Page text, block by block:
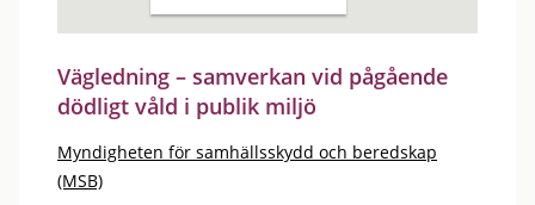
Vägledning – samverkan vid pågående
dödligt våld i publik miljö
Myndigheten för samhällsskydd och beredskap
(MSB)